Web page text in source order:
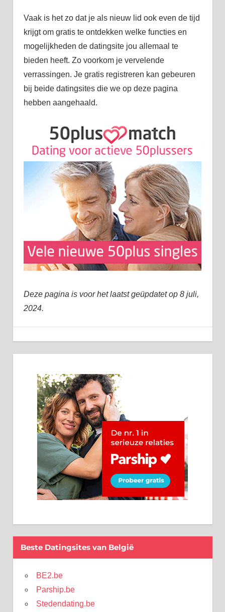
Vaak is het zo dat je als nieuw lid ook even de tijd
krijgt om gratis te ontdekken welke functies en
mogelijkheden de datingsite jou allemaal te
bieden heeft. Zo voorkom je vervelende
verrassingen. Je gratis registreren kan gebeuren
bij beide datingsites die we op deze pagina
hebben aangehaald.
Deze pagina is voor het laatst geüpdatet op 8 juli,
2024.
8 juli, 2024
admin
Blog
Beste Datingsites van België
BE2.be
Parship.be
Stedendating.be